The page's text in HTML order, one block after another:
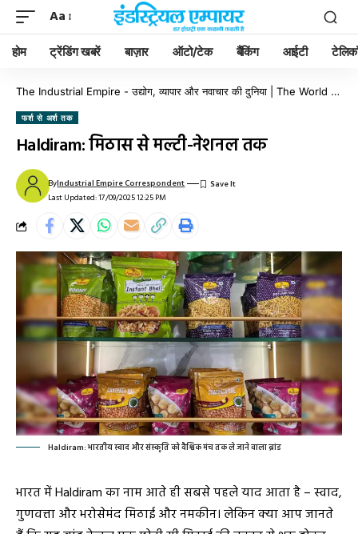
Aa
होम ट्रेंडिंग खबरें बाज़ार ऑटो/टेक बैंकिंग आईटी
The Industrial Empire - उद्योग, व्यापार और नवाचार की दुनिया | The World of Industry, Business & Innovation
फर्श से अर्श तक
Haldiram: मिठास से मल्टी-नेशनल तक
Last Updated: 17/09/2025 12:25 PM
ByIndustrial Empire Correspondent
Haldiram: भारतीय स्वाद और संस्कृति को वैश्विक मंच तक ले जाने वाला ब्रांड
भारत में Haldiram का नाम आते ही सबसे पहले याद आता है – स्वाद,
गुणवत्ता और भरोसेमंद मिठाई और नमकीन। लेकिन क्या आप जानते